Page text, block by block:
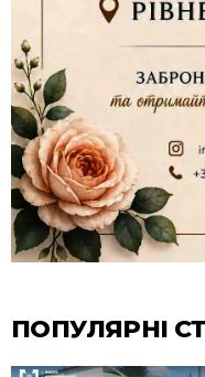
ПОПУЛЯРНІ